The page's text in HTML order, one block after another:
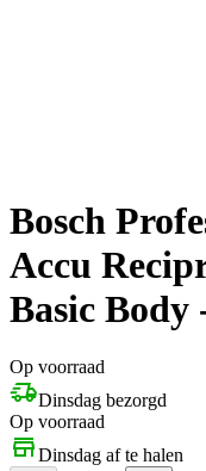
Bosch
Accu
Basic Body
Op voorraad
Dinsdag bezorgd
Op voorraad
Dinsdag af te halen